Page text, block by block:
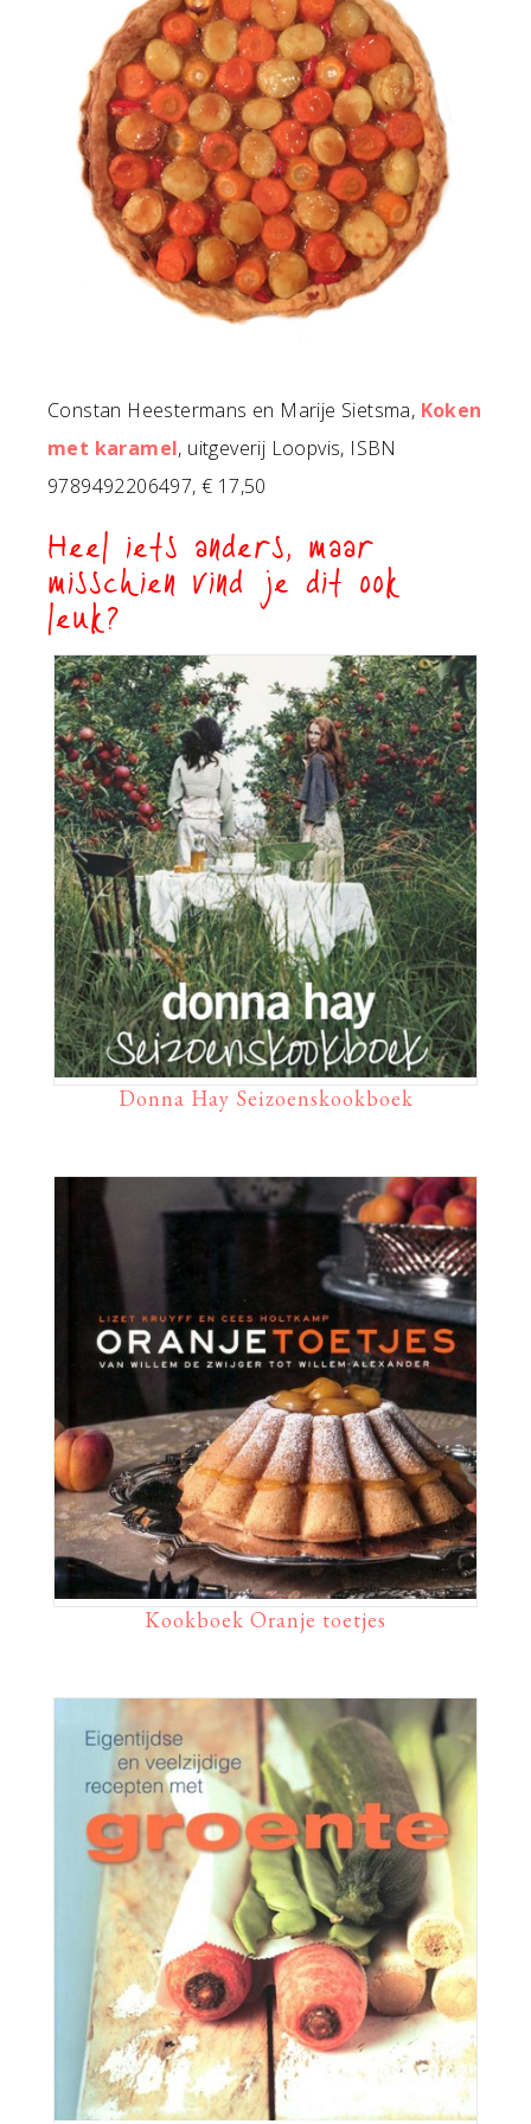
Constan Heestermans en Marije Sietsma, Koken
met karamel, uitgeverij Loopvis, ISBN
9789492206497, € 17,50
Heel iets anders, maar
misschien vind je dit ook
leuk?
Donna Hay Seizoenskookboek
Kookboek Oranje toetjes